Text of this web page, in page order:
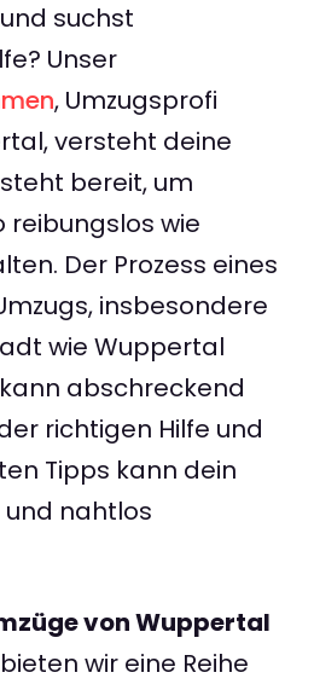
und suchst
Unser
, Umzugsprofi
versteht deine
bereit, um
reibungslos wie
Der Prozess eines
insbesondere
wie Wuppertal
abschreckend
richtigen Hilfe und
Tipps kann dein
und nahtlos
von Wuppertal
bieten wir eine Reihe